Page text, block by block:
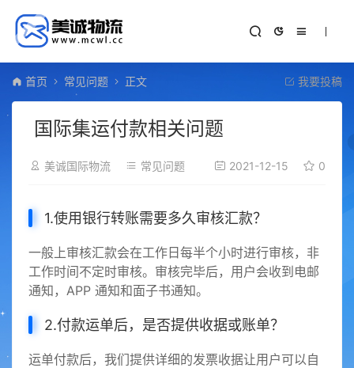
首页 常见问题 正文 我要投稿
国际集运付款相关问题
美诚国际物流 常见问题 2021-12-15 0
1.使用银行转账需要多久审核汇款？
一般上审核汇款会在工作日每半个小时进行审核，非
工作时间不定时审核。审核完毕后，用户会收到电邮
通知，APP 通知和面子书通知。
2.付款运单后，是否提供收据或账单？
运单付款后，我们提供详细的发票收据让用户可以自